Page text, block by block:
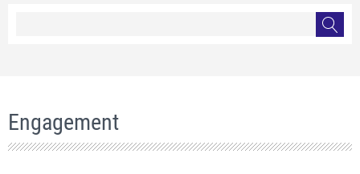
Engagement